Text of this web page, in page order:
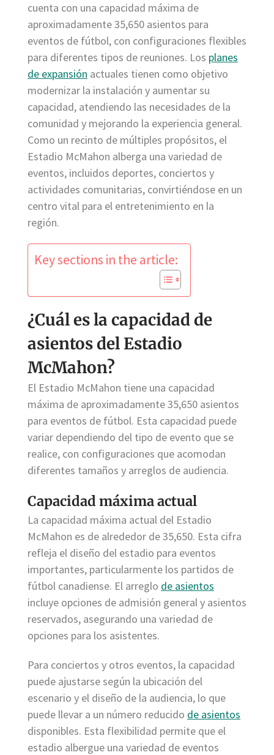
cuenta con una capacidad máxima de
aproximadamente 35,650 asientos para
eventos de fútbol, con configuraciones flexibles
para diferentes tipos de reuniones. Los planes
de expansión actuales tienen como objetivo
modernizar la instalación y aumentar su
capacidad, atendiendo las necesidades de la
comunidad y mejorando la experiencia general.
Como un recinto de múltiples propósitos, el
Estadio McMahon alberga una variedad de
eventos, incluidos deportes, conciertos y
actividades comunitarias, convirtiéndose en un
centro vital para el entretenimiento en la
región.
Key sections in the article:
¿Cuál es la capacidad de
asientos del Estadio
McMahon?
El Estadio McMahon tiene una capacidad
máxima de aproximadamente 35,650 asientos
para eventos de fútbol. Esta capacidad puede
variar dependiendo del tipo de evento que se
realice, con configuraciones que acomodan
diferentes tamaños y arreglos de audiencia.
Capacidad máxima actual
La capacidad máxima actual del Estadio
McMahon es de alrededor de 35,650. Esta cifra
refleja el diseño del estadio para eventos
importantes, particularmente los partidos de
fútbol canadiense. El arreglo de asientos
incluye opciones de admisión general y asientos
reservados, asegurando una variedad de
opciones para los asistentes.
Para conciertos y otros eventos, la capacidad
puede ajustarse según la ubicación del
escenario y el diseño de la audiencia, lo que
puede llevar a un número reducido de asientos
disponibles. Esta flexibilidad permite que el
estadio albergue una variedad de eventos